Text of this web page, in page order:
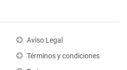
Aviso Legal
Términos y condiciones